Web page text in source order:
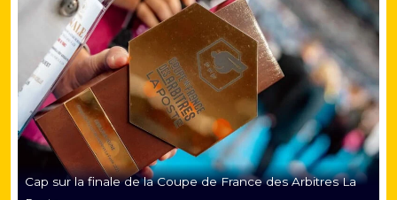
Cap sur la finale de la Coupe de France des Arbitres La